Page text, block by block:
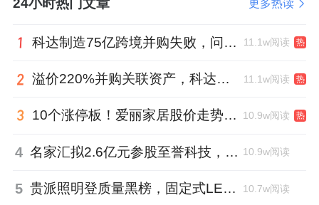
24小时热门文章 更多热读
科达制造75亿跨境并购失败，问题出在哪一关？ 11.1w阅读 热
溢价220%并购关联资产，科达制造近75亿元重组被否 11.1w阅读 热
10个涨停板！爱丽家居股价走势有点狂 10.9w阅读 热
4 名家汇拟2.6亿元参股至誉科技，跨界布局工业级固态存储 10.9w阅读
5 贵派照明登质量黑榜，固定式LED灯具抽检不合格 10.7w阅读